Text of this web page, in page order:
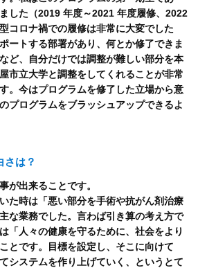
した（2019 年度～2021 年度履修、2022
コロナ禍での履修は非常に大変でした
ートする部署があり、何とか修了できま
ど、自分だけでは調整が難しい部分を本
市立大学と調整をしてくれることが非常
。今はプログラムを修了した立場から意
プログラムをブラッシュアップできるよ
さは？
が出来ることです。
た時は「悪い部分を手術や抗がん剤治療
な業務でした。言わば引き算の考え方で
「人々の健康を守るために、社会をより
とです。目標を設定し、そこに向けて
システムを作り上げていく、というとて